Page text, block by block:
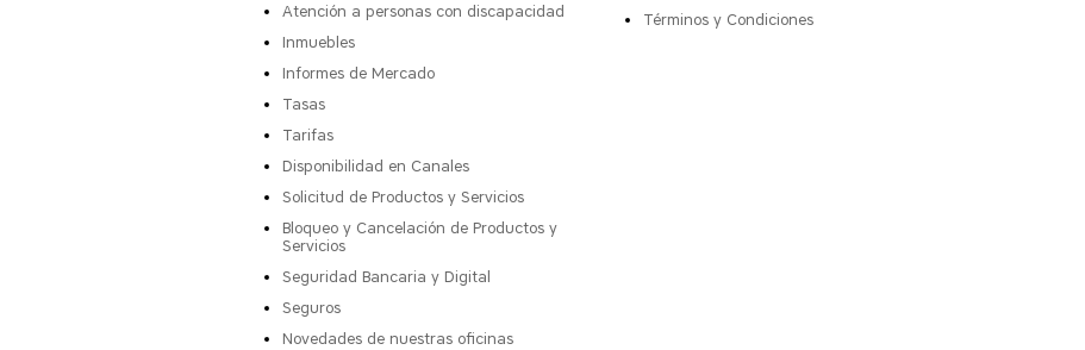
Atención a personas con discapacidad
Inmuebles
Informes de Mercado
Tasas
Tarifas
Disponibilidad en Canales
Solicitud de Productos y Servicios
Bloqueo y Cancelación de Productos y
Servicios
Seguridad Bancaria y Digital
Seguros
Novedades de nuestras oficinas
Términos y Condiciones